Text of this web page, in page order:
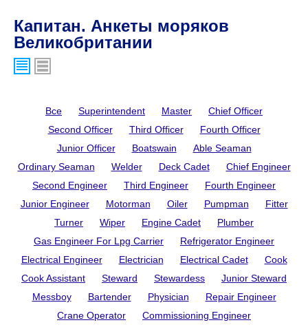
Капитан. Анкеты моряков
Великобритании
Все Superintendent Master
Chief Officer
Second Officer
Third Officer
Fourth Officer
Junior Officer
Boatswain
Able Seaman
Ordinary Seaman
Welder Deck Cadet
Chief Engineer
Second Engineer
Third Engineer
Fourth Engineer
Junior Engineer
Motorman Oiler Pumpman
Fitter
Turner
Wiper Engine Cadet
Plumber
Gas Engineer For Lpg Carrier
Refrigerator Engineer
Electrical Engineer
Electrician Electrical Cadet
Cook
Cook Assistant
Steward Stewardess
Junior Steward
Messboy
Bartender Physician
Repair Engineer
Crane Operator
Commissioning Engineer